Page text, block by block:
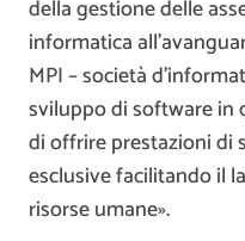
della gestione delle
informatica
MPI – società
sviluppo di software in
di offrire prestazioni di
esclusive facilitando il
risorse umane».